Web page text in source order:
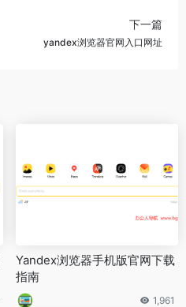
下一篇
yandex浏览器官网入口网址
Yandex浏览器手机版官网下载
指南
1,961